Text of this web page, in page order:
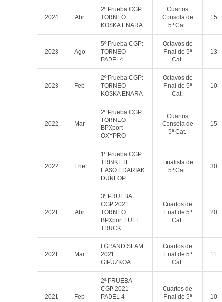
2024 Abr
2º Prueba CGP:
TORNEO
KOSKA ENARA
Cuartos
Consola de
5ª Cat.
15
2023 Ago
5º Prueba CGP:
TORNEO
PADEL4
Octavos de
Final de 5ª
Cat.
13
2023 Feb
2º Prueba CGP:
TORNEO
KOSKA ENARA
Octavos de
Final de 5ª
Cat.
10
2022 Mar
2º Prueba CGP
TORNEO
BPXport
OXYPRO
Cuartos
Consola de
5ª Cat.
15
2022 Ene
1º Prueba CGP
TRINKETE
EASO EDARIAK
DUNLOP
Finalista de
5ª Cat.
30
2021 Abr
3º PRUEBA
CGP 2021
TORNEO
BPXport FUEL
TRUCK
Cuartos de
Final de 5ª
Cat.
20
2021 Mar
I GRAND SLAM
2021
GIPUZKOA
Cuartos de
Final de 5ª
Cat.
11
2021 Feb
2ª PRUEBA
CGP 2021
PADEL 4
Cuartos de
Final de 5ª
10